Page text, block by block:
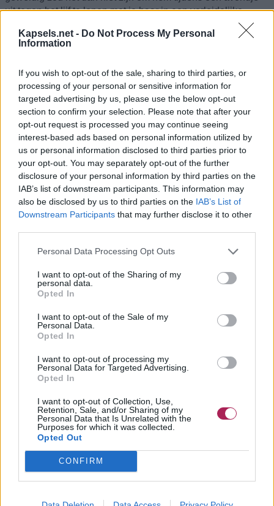
Kapsels.net - Do Not Process My Personal
Information
If you wish to opt-out of the sale, sharing to third parties, or
processing of your personal or sensitive information for
targeted advertising by us, please use the below opt-out
section to confirm your selection. Please note that after your
opt-out request is processed you may continue seeing
interest-based ads based on personal information utilized by
us or personal information disclosed to third parties prior to
your opt-out. You may separately opt-out of the further
disclosure of your personal information by third parties on the
IAB’s list of downstream participants. This information may
also be disclosed by us to third parties on the IAB’s List of
Downstream Participants that may further disclose it to other
Personal Data Processing Opt Outs
I want to opt-out of the Sharing of my
personal data.
Opted In
I want to opt-out of the Sale of my
Personal Data.
Opted In
I want to opt-out of processing my
Personal Data for Targeted Advertising.
Opted In
I want to opt-out of Collection, Use,
Retention, Sale, and/or Sharing of my
Personal Data that Is Unrelated with the
Purposes for which it was collected.
Opted Out
CONFIRM
uit tegen het lijf te lopen met je haar in een verleidelijke
pixiesnit, terwijl je de tijd van je leven hebt alsof hij nooit
heeft bestaan?